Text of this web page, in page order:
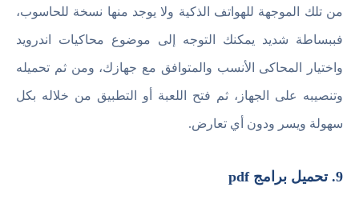
من تلك الموجهة للهواتف الذكية ولا يوجد منها نسخة للحاسوب،
فببساطة شديد يمكنك التوجه إلى موضوع محاكيات اندرويد
واختيار المحاكى الأنسب والمتوافق مع جهازك، ومن ثم تحميله
وتنصيبه على الجهاز، ثم فتح اللعبة أو التطبيق من خلاله بكل
سهولة ويسر ودون أي تعارض.
9. تحميل برامج pdf